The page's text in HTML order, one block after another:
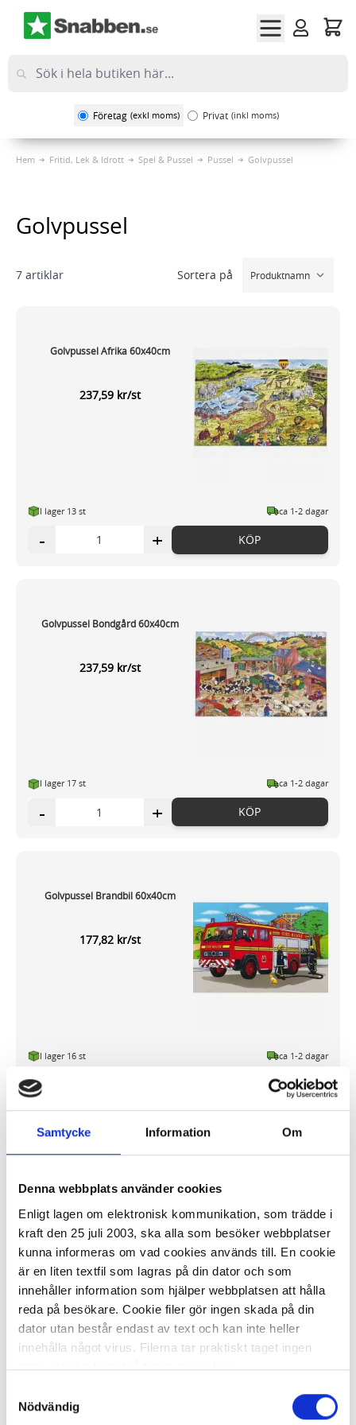
Samtycke Information Om
Denna webbplats använder cookies
Enligt lagen om elektronisk kommunikation, som trädde i
kraft den 25 juli 2003, ska alla som besöker webbplatser
kunna informeras om vad cookies används till. En cookie
är en liten textfil som lagras på din dator och som
innehåller information som hjälper webbplatsen att hålla
reda på besökare. Cookie filer gör ingen skada på din
dator utan består endast av text och kan inte heller
innehålla något virus. Filerna tar praktiskt taget ingen
plats och det finns två typer av cookies.
Den ena typen sparar en fil permanent på din dator,
Nödvändig
Företag (exkl moms) Privat (inkl moms)
Hem Fritid, Lek & Idrott Spel & Pussel Pussel Golvpussel
Golvpussel
7 artiklar Sortera på
Golvpussel Afrika 60x40cm
237,59 kr/st
I lager 13 st ca 1-2 dagar
- + KÖP
Golvpussel Bondgård 60x40cm
237,59 kr/st
I lager 17 st ca 1-2 dagar
- + KÖP
Golvpussel Brandbil 60x40cm
177,82 kr/st
I lager 16 st ca 1-2 dagar
-
237,59 kr/st
I lager 25 st ca 1-2 dagar
- + KÖP